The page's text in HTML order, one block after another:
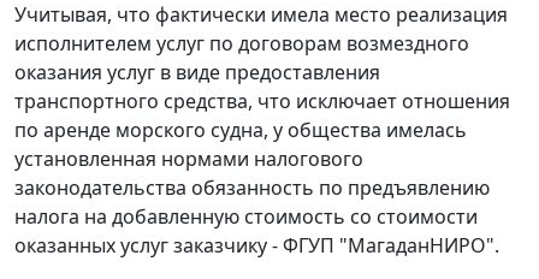
Учитывая, что фактически имела место реализация
исполнителем услуг по договорам возмездного
оказания услуг в виде предоставления
транспортного средства, что исключает отношения
по аренде морского судна, у общества имелась
установленная нормами налогового
законодательства обязанность по предъявлению
налога на добавленную стоимость со стоимости
оказанных услуг заказчику - ФГУП "МагаданНИРО".